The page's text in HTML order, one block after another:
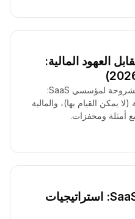
العهود المالية:
أنواع ثلاثة من تعهدات القروض مشروحة لمؤسسي SaaS:
(لا يمكن القيام بها)، والمالية
مع أمثلة ومحفزات.
الاستحواذ والاندماج في SaaS: استراتيجيات